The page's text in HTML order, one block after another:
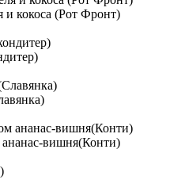
кокоса (Рот Фронт)
вишня(Конти)